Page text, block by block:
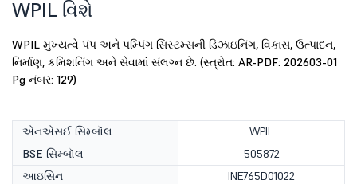
WPIL વિશે
WPIL મુખ્યત્વે પંપ અને પમ્પિંગ સિસ્ટમ્સની ડિઝાઇનિંગ, વિકાસ, ઉત્પાદન,
નિર્માણ, કમિશનિંગ અને સેવામાં સંલગ્ન છે. (સ્ત્રોત: AR-PDF: 202603-01
Pg નંબર: 129)
એનએસઈ સિમ્બૉલ
WPIL
BSE સિમ્બૉલ
505872
આઇસિન
INE765D01022